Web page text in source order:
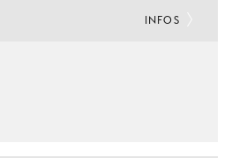
INFOS